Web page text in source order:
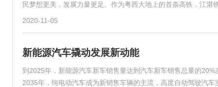
民梦想更美，发展力量更足。作为粤西大地上的首条高铁，江湛
2020-11-05
新能源汽车撬动发展新动能
到2025年，新能源汽车新车销售量达到汽车新车销售总量的
2035年，纯电动汽车成为新销售车辆的主流，高度自动驾驶汽